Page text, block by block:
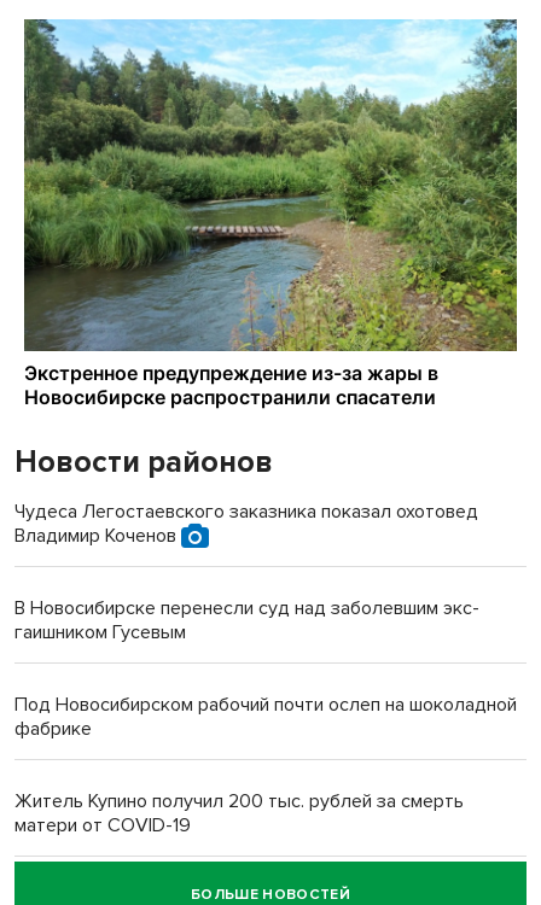
Новости районов
Чудеса Легостаевского заказника показал охотовед
Владимир Коченов
В Новосибирске перенесли суд над заболевшим экс-
гаишником Гусевым
Под Новосибирском рабочий почти ослеп на шоколадной
фабрике
Житель Купино получил 200 тыс. рублей за смерть
матери от COVID-19
Новосибирский суд наказал водителя за смерть
БОЛЬШЕ НОВОСТЕЙ